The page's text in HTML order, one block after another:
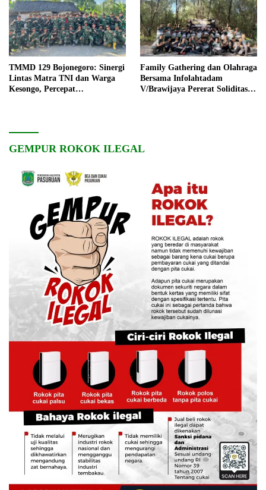
TMMD 129 Bojonegoro: Sinergi
Lintas Matra TNI dan Warga
Kesongo, Percepat
Family Gathering dan Olahraga
Bersama Infolahtadam
V/Brawijaya Pererat Soliditas
GEMPUR ROKOK ILEGAL